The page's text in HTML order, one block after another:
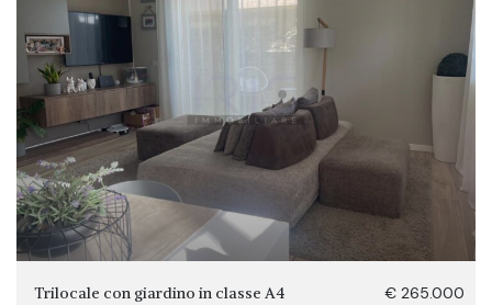
€ 265.000
Trilocale con giardino in classe A4